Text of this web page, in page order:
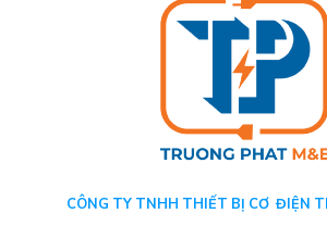
CÔNG TY TNHH THIẾT BỊ CƠ ĐIỆN